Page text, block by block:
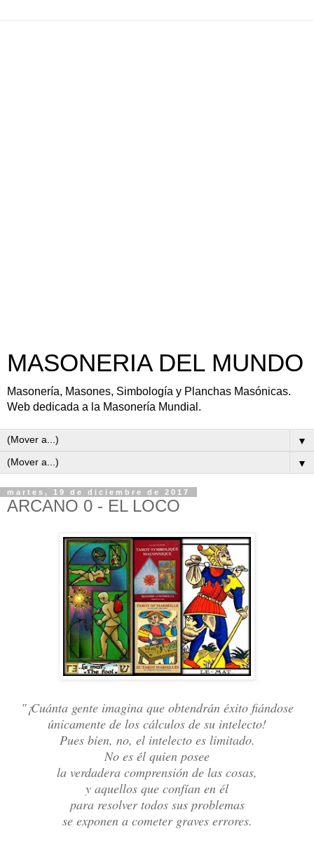
MASONERIA DEL MUNDO
Masonería, Masones, Simbología y Planchas Masónicas.
Web dedicada a la Masonería Mundial.
▼
▼
martes, 19 de diciembre de 2017
ARCANO 0 - EL LOCO
"¡Cuánta gente imagina que obtendrán éxito fiándose
únicamente de los cálculos de su intelecto!
Pues bien, no, el intelecto es limitado.
No es él quien posee
la verdadera comprensión de las cosas,
y aquellos que confían en él
para resolver todos sus problemas
se exponen a cometer graves errores.